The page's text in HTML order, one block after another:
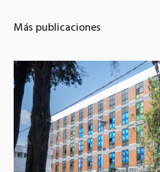
Más publicaciones